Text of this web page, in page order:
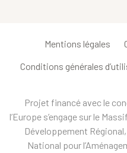
Mentions légales
Conditions générales
Projet financé avec le
l’Europe s’engage sur le
Développement
National pour